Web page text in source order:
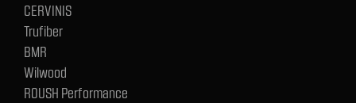
CERVINIS
Trufiber
BMR
Wilwood
ROUSH Performance